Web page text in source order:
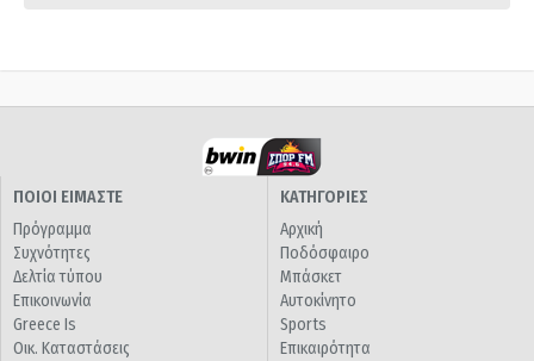
ΠΟΙΟΙ ΕΙΜΑΣΤΕ
Πρόγραμμα
Συχνότητες
Δελτία τύπου
Επικοινωνία
Greece Is
Οικ. Καταστάσεις
ΚΑΤΗΓΟΡΙΕΣ
Αρχική
Ποδόσφαιρο
Μπάσκετ
Αυτοκίνητο
Sports
Επικαιρότητα